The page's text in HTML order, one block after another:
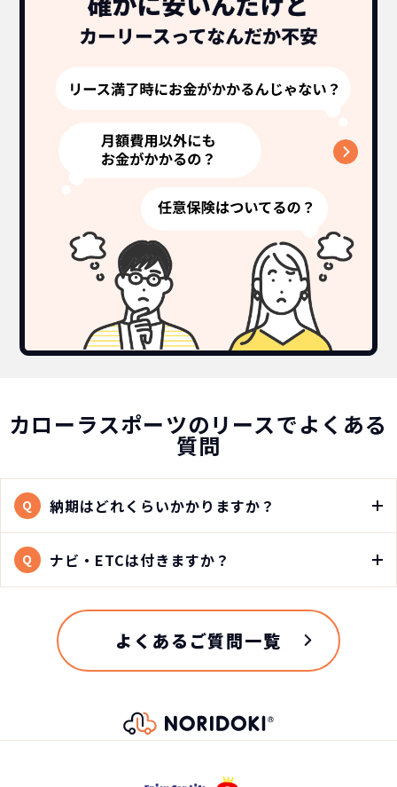
カローラスポーツのリースでよくある
質問
Q 納期はどれくらいかかりますか？
Q ナビ・ETCは付きますか？
よくあるご質問一覧